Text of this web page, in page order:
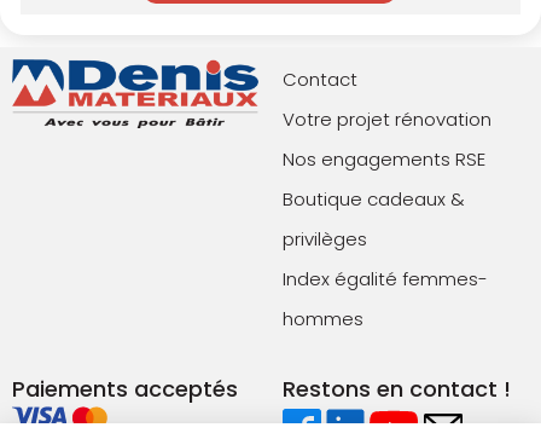
Contact
Votre projet rénovation
Nos engagements RSE
Boutique cadeaux &
privilèges
Index égalité femmes-
hommes
Paiements acceptés Restons en contact !